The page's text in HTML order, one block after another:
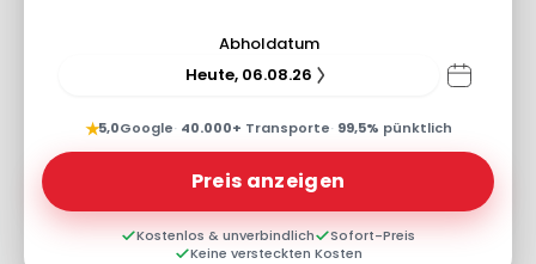
Abholdatum
Heute, 06.08.26
★5,0Google· 40.000+ Transporte· 99,5% pünktlich
Preis anzeigen
Kostenlos & unverbindlich
Sofort-Preis
Keine versteckten Kosten